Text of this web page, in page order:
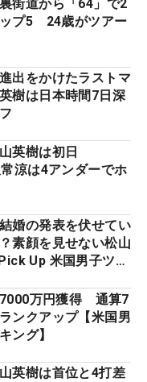
街道から「64」で2
プ5 24歳がツアー
出をかけたラストマ
樹は日本時間7日深
英樹は初日
涼は4アンダーでホ
婚の発表を伏せてい
素顔を見せない松山
Up 米国男子ツア
万円獲得 通算7
ンクアップ【米国男
ング】
英樹は首位と4打差